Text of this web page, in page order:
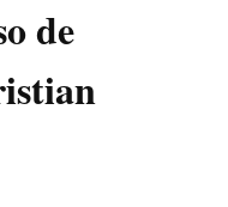
de